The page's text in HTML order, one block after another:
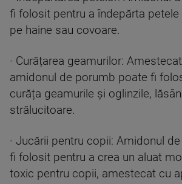
fi folosit pentru a îndepărta
pe haine sau covoare.
· Curățarea geamurilor:
amidonul de porumb poate fi
curăța geamurile și oglinzile,
strălucitoare.
· Jucării pentru copii: Amidonul
fi folosit pentru a crea un aluat
toxic pentru copii, amestecat cu